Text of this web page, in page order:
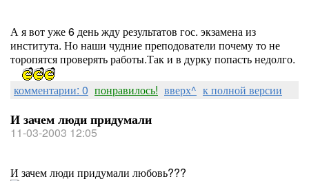
А я вот уже 6 день жду результатов гос. экзамена из
института. Но наши чудние преподователи почему то не
торопятся проверять работы.Так и в дурку попасть недолго.
комментарии: 0 понравилось! вверх^ к полной версии
И зачем люди придумали
11-03-2003 12:05
И зачем люди придумали любовь???